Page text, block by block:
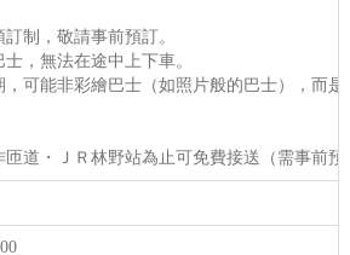
制，敬請事前預訂。
，無法在途中上下車。
可能非彩繪巴士（如照片般的巴士），而
道・ＪＲ林野站為止可免費接送（需事前